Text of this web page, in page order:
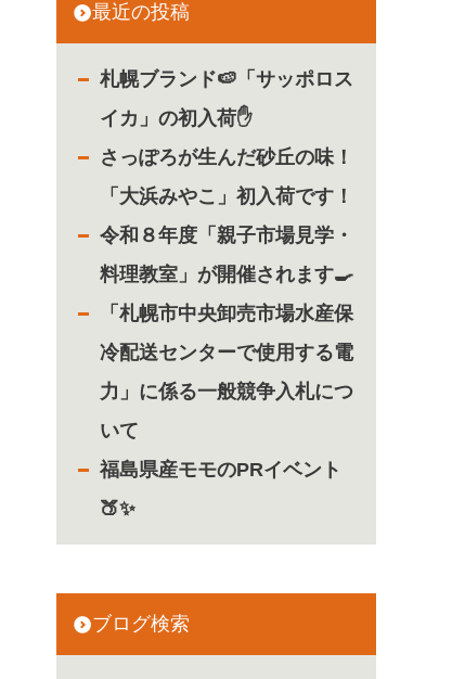
最近の投稿
札幌ブランド🍉「サッポロス
イカ」の初入荷✋
さっぽろが生んだ砂丘の味！
「大浜みやこ」初入荷です！
令和８年度「親子市場見学・
料理教室」が開催されます🍳
「札幌市中央卸売市場水産保
冷配送センターで使用する電
力」に係る一般競争入札につ
いて
福島県産モモのPRイベント
🍑✨
ブログ検索